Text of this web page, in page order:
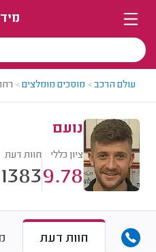
עולם הרכב> מוסכים מומלצים>
נועם
ציון כללי
9.78
חוות דעת
1383
חוות דעת